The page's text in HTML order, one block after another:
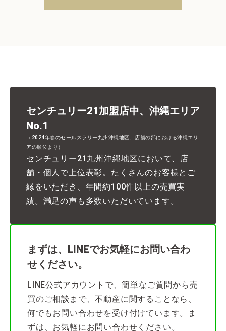
センチュリー21加盟店中、沖縄エリア
No.1
（2024年春のセールスラリー九州沖縄地区、店舗の部における沖縄エリ
アの順位より）
センチュリー21九州沖縄地区において、店
舗・個人で上位表彰。たくさんのお客様とご
縁をいただき、年間約100件以上の売買実
績。満足の声も多数いただいています。
まずは、LINEでお気軽にお問い合わ
せください。
LINE公式アカウントで、簡単なご質問から売
買のご相談まで、不動産に関することなら、
何でもお問い合わせを受け付けています。ま
ずは、お気軽にお問い合わせください。